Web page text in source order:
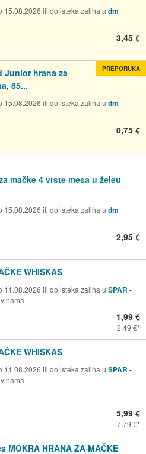
15.08.2026 ili do isteka zaliha u dm
3,45 €
Junior hrana za
85...
15.08.2026 ili do isteka zaliha u dm
0,75 €
PREPORUKA
mačke 4 vrste mesa u želeu
15.08.2026 ili do isteka zaliha u dm
2,95 €
WHISKAS
11.08.2026 ili do isteka zaliha u SPAR -
1,99 €
2,49 €
WHISKAS
11.08.2026 ili do isteka zaliha u SPAR -
5,99 €
7,79 €
MOKRA HRANA ZA MAČKE